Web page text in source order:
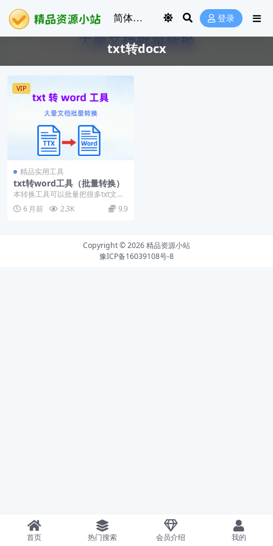
登录
txt转docx
VIP
精品实用工具
txt转word工具（批量转换）
本转换工具可以批量把很多txt文
档，转换为word格式
6 月前 2.3K 9.9
Copyright © 2026精品资源小站
豫ICP备16039108号-8
首页 热门搜索 会员介绍 我的